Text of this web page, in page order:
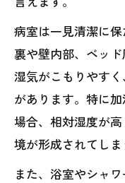
病室は一見清潔に
裏や壁内部、ベッ
湿気がこもりやす
があります。特に
場合、相対湿度が
境が形成されてしま
また、浴室やシャ